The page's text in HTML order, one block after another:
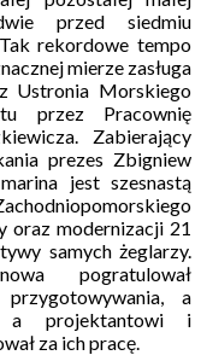
przed siedmiu
rekordowe tempo
mierze zasługa
Ustronia Morskiego
przez Pracownię
Zabierający
prezes Zbigniew
jest szesnastą
oraz modernizacji 21
samych żeglarzy.
pogratulował
a
a projektantowi i
za ich pracę.